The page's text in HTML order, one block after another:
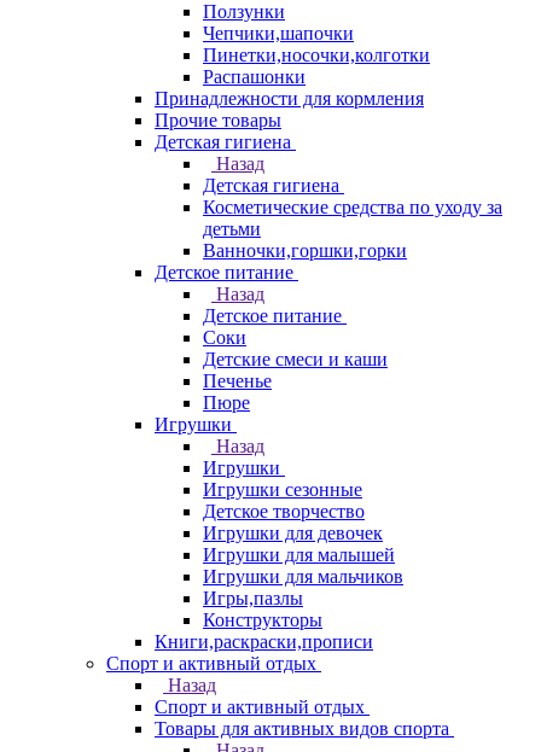
Ползунки
Чепчики,шапочки
Пинетки,носочки,колготки
Распашонки
Принадлежности для кормления
Прочие товары
Детская гигиена
Назад
Детская гигиена
Косметические средства по уходу за
детьми
Ванночки,горшки,горки
Детское питание
Назад
Детское питание
Соки
Детские смеси и каши
Печенье
Пюре
Игрушки
Назад
Игрушки
Игрушки сезонные
Детское творчество
Игрушки для девочек
Игрушки для малышей
Игрушки для мальчиков
Игры,пазлы
Конструкторы
Книги,раскраски,прописи
Спорт и активный отдых
Назад
Спорт и активный отдых
Товары для активных видов спорта